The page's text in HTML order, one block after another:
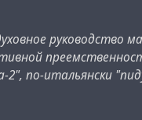
руководство
по-итальянски